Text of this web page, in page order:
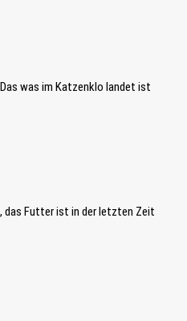
was im Katzenklo landet ist
das Futter ist in der letzten Zeit